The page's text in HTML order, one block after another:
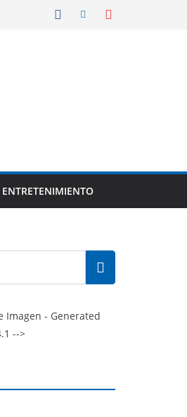
ENTRETENIMIENTO
Imagen - Generated
-->